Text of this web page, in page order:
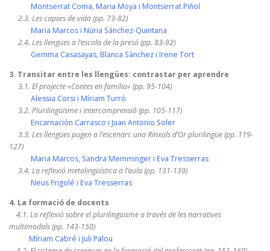
Montserrat Coma, Maria Moya i Montserrat Piñol
2.3. Les capses de vida (pp. 73-82)
Maria Marcos i Núria Sánchez-Quintana
2.4. Les llengües a l’escola de la presó (pp. 83-92)
Gemma Casasayas, Blanca Sànchez i Irene Tort
3. Transitar entre les llengües: contrastar per aprendre
3.1. El projecte «Contes en família» (pp. 95-104)
Alessia Corsi i Míriam Turró
3.2. Plurilingüisme i intercomprensió (pp. 105-117)
Encarnación Carrasco i Juan Antonio Soler
3.3. Les llengües pugen a l’escenari: una Rínxols d’Or plurilingüe (pp. 119-
127)
Maria Marcos, Sandra Memminger i Eva Tresserras
3.4. La reflexió metalingüística a l’aula (pp. 131-139)
Neus Frigolé i Eva Tresserras
4. La formació de docents
4.1. La reflexió sobre el plurilingüisme a través de les narratives
multimodals (pp. 143-150)
Míriam Cabré i Juli Palou